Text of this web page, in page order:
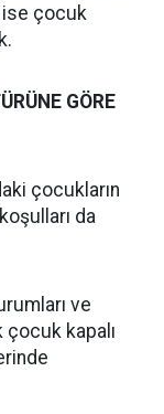
ise çocuk
GÖRE
çocukların
da
ve
kapalı